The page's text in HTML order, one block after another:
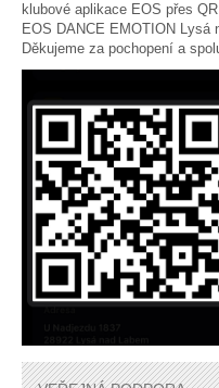
klubové aplikace EOS přes
EOS DANCE EMOTION Lysá
Děkujeme za pochopení a